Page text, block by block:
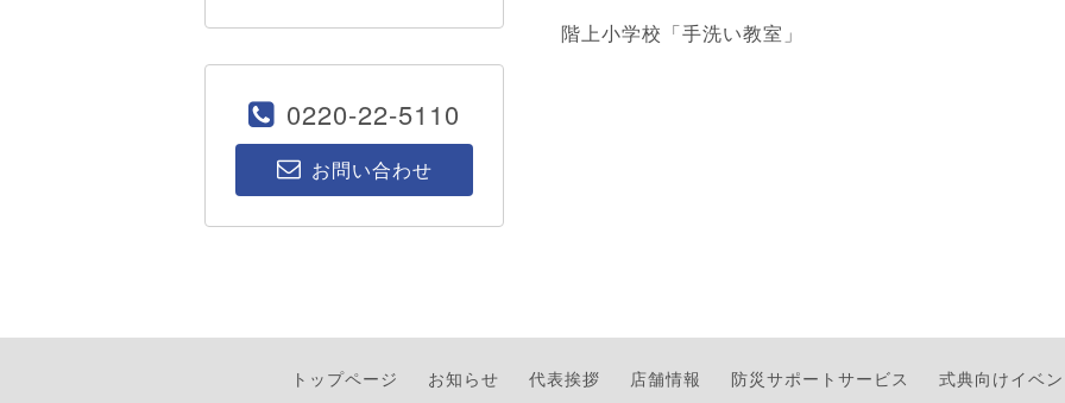
階上小学校「手洗い教室」
0220-22-5110
お問い合わせ
トップページ お知らせ 代表挨拶 店舗情報 防災サポートサービス 式典向けイベ